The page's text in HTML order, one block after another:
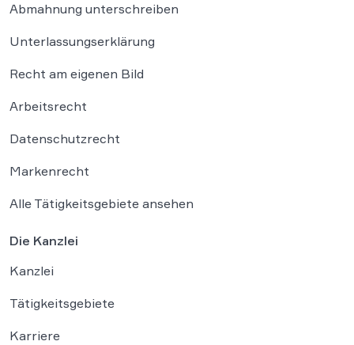
Abmahnung unterschreiben
Unterlassungserklärung
Recht am eigenen Bild
Arbeitsrecht
Datenschutzrecht
Markenrecht
Alle Tätigkeitsgebiete ansehen
Die Kanzlei
Kanzlei
Tätigkeitsgebiete
Karriere